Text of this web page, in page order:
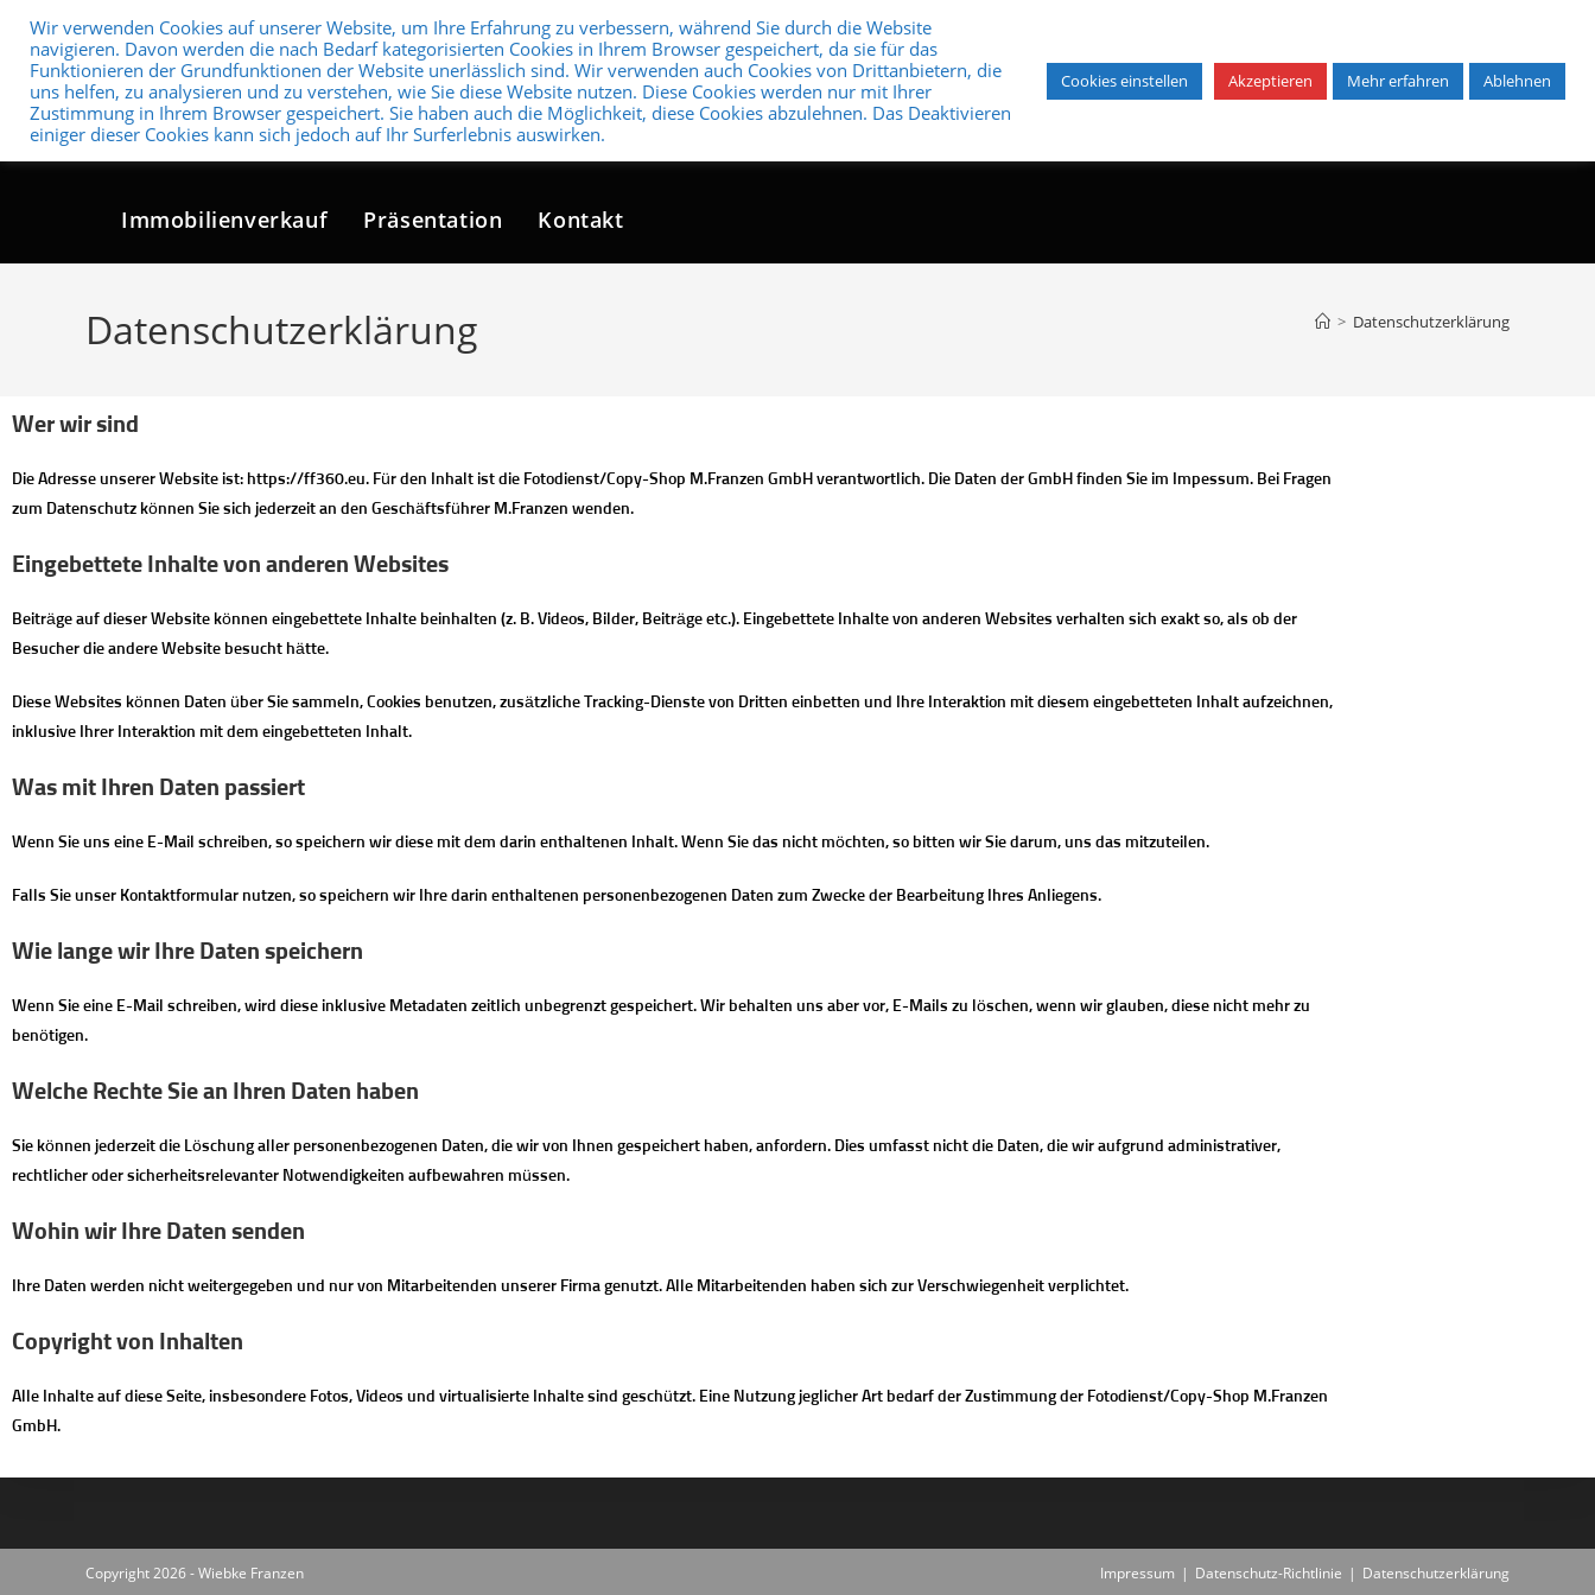
Home Virtuelle 3D-Rundgänge 360-Grad-Fotos
Immobilienverkauf Präsentation Kontakt
Datenschutzerklärung > Datenschutzerklärung
Wer wir sind
Die Adresse unserer Website ist: https://ff360.eu. Für den Inhalt ist die Fotodienst/Copy-Shop M.Franzen GmbH verantwortlich. Die Daten der GmbH finden Sie im Impessum. Bei Fragen
zum Datenschutz können Sie sich jederzeit an den Geschäftsführer M.Franzen wenden.
Eingebettete Inhalte von anderen Websites
Beiträge auf dieser Website können eingebettete Inhalte beinhalten (z. B. Videos, Bilder, Beiträge etc.). Eingebettete Inhalte von anderen Websites verhalten sich exakt so, als ob der
Besucher die andere Website besucht hätte.
Diese Websites können Daten über Sie sammeln, Cookies benutzen, zusätzliche Tracking-Dienste von Dritten einbetten und Ihre Interaktion mit diesem eingebetteten Inhalt aufzeichnen,
inklusive Ihrer Interaktion mit dem eingebetteten Inhalt.
Was mit Ihren Daten passiert
Wenn Sie uns eine E-Mail schreiben, so speichern wir diese mit dem darin enthaltenen Inhalt. Wenn Sie das nicht möchten, so bitten wir Sie darum, uns das mitzuteilen.
Falls Sie unser Kontaktformular nutzen, so speichern wir Ihre darin enthaltenen personenbezogenen Daten zum Zwecke der Bearbeitung Ihres Anliegens.
Wie lange wir Ihre Daten speichern
Wenn Sie eine E-Mail schreiben, wird diese inklusive Metadaten zeitlich unbegrenzt gespeichert. Wir behalten uns aber vor, E-Mails zu löschen, wenn wir glauben, diese nicht mehr zu
benötigen.
Welche Rechte Sie an Ihren Daten haben
Sie können jederzeit die Löschung aller personenbezogenen Daten, die wir von Ihnen gespeichert haben, anfordern. Dies umfasst nicht die Daten, die wir aufgrund administrativer,
rechtlicher oder sicherheitsrelevanter Notwendigkeiten aufbewahren müssen.
Wohin wir Ihre Daten senden
Ihre Daten werden nicht weitergegeben und nur von Mitarbeitenden unserer Firma genutzt. Alle Mitarbeitenden haben sich zur Verschwiegenheit verplichtet.
Copyright von Inhalten
Alle Inhalte auf diese Seite, insbesondere Fotos, Videos und virtualisierte Inhalte sind geschützt. Eine Nutzung jeglicher Art bedarf der Zustimmung der Fotodienst/Copy-Shop M.Franzen
GmbH.
Impressum Datenschutz-Richtlinie Datenschutzerklärung
Copyright 2026 - Wiebke Franzen
Wir verwenden Cookies auf unserer Website, um Ihre Erfahrung zu verbessern, während Sie durch die Website
navigieren. Davon werden die nach Bedarf kategorisierten Cookies in Ihrem Browser gespeichert, da sie für das
Funktionieren der Grundfunktionen der Website unerlässlich sind. Wir verwenden auch Cookies von Drittanbietern, die
uns helfen, zu analysieren und zu verstehen, wie Sie diese Website nutzen. Diese Cookies werden nur mit Ihrer
Zustimmung in Ihrem Browser gespeichert. Sie haben auch die Möglichkeit, diese Cookies abzulehnen. Das Deaktivieren
einiger dieser Cookies kann sich jedoch auf Ihr Surferlebnis auswirken.
Cookies einstellen Akzeptieren Mehr erfahren Ablehnen